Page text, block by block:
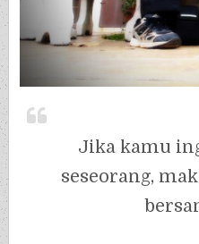
Jika kamu
seseorang,